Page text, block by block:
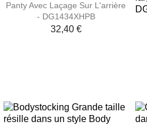
Panty Avec Laçage Sur L'arrière
- DG1434XHPB
32,40 €